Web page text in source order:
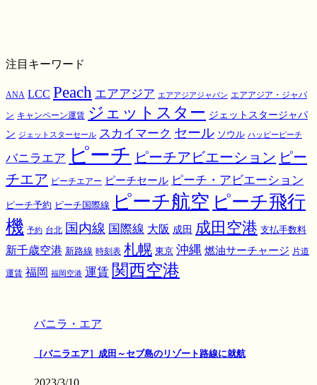
注目キーワード
ANA LCC Peach エアアジア エアアジアジャパン エアアジア・ジャパ
ン キャンペーン運賃 ジェットスター ジェットスタージャパ
ン ジェットスターセール スカイマーク セール ソウル ハッピーピーチ
バニラエア ピーチ ピーチアビエーション ピー
チエア ピーチエアー ピーチセール ピーチ・アビエーション
ピーチ予約 ピーチ国際線 ピーチ航空 ピーチ飛行
機 予約 台北 国内線 国際線 大阪 成田 成田空港 支払手数料
新千歳空港 新路線 時刻表 札幌 東京 沖縄 燃油サーチャージ 片道
運賃 福岡 福岡空港 運賃 関西空港
バニラ・エア
［バニラエア］成田～セブ島のリゾート路線に就航
2023/3/10